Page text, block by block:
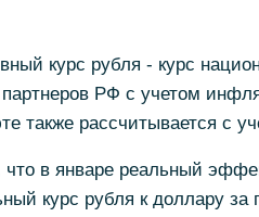
курс рубля - курс
РФ с учетом
также рассчитывается с
в январе реальный
курс рубля к доллару